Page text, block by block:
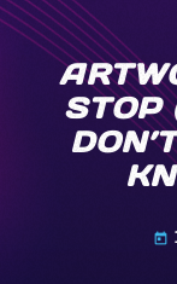
STOP
today